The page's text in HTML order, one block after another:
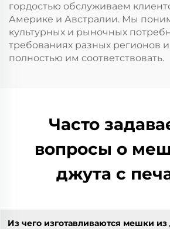
гордостью обслуживаем
Америке и Австралии. Мы
культурных и рыночных
требованиях разных регионов
полностью им соответствовать.
Часто
вопросы о
джута с
Из чего изготавливаются мешки из